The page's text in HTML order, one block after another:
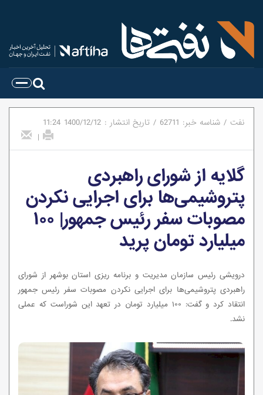
نفت / شناسه خبر: 62711
/ تاریخ انتشار : 1400/12/12
11:24
|
گلایه از شورای راهبردی
پتروشیمی‌ها برای اجرایی نکردن
مصوبات سفر رئیس جمهور| ۱۰۰
میلیارد تومان پرید
درویشی رئیس سازمان مدیریت و برنامه ریزی استان بوشهر از شورای
راهبردی پتروشیمی‌ها برای اجرایی نکردن مصوبات سفر رئیس جمهور
انتقاد کرد و گفت: ۱۰۰ میلیارد تومان در تعهد این شوراست که عملی
نشد.